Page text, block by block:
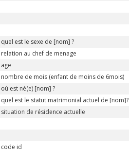
quel est le sexe de [nom] ?
relation au chef de menage
age
nombre de mois (enfant de moins de 6mois)
où est né(e) [nom] ?
quel est le statut matrimonial actuel de [nom]?
situation de résidence actuelle
code id